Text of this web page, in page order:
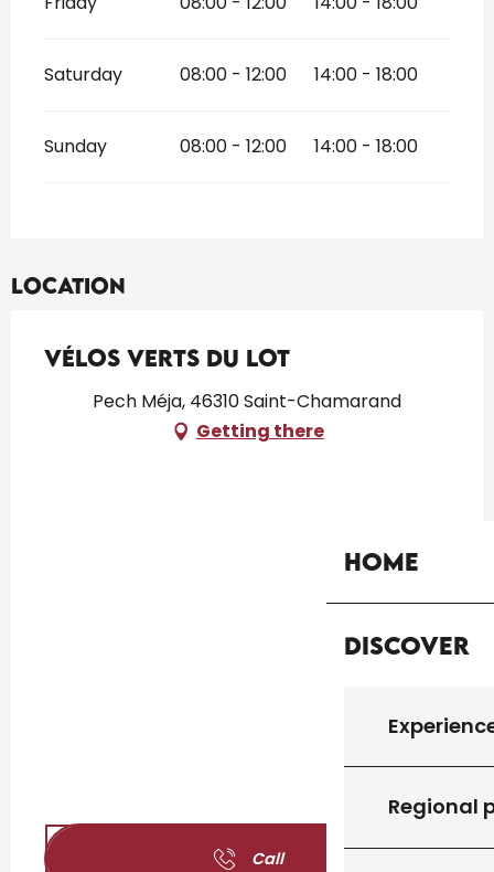
Home
Discover
Regional
Saturday 08:00 - 12:00 14:00 - 18:00
Sunday 08:00 - 12:00 14:00 - 18:00
Location
Vélos Verts du Lot
Pech Méja, 46310 Saint-Chamarand
Getting there
Call